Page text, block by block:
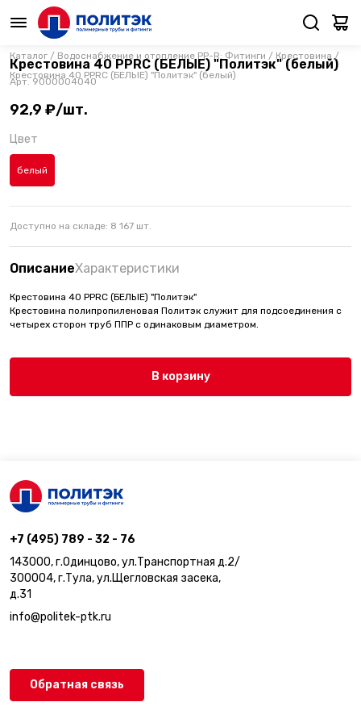
Каталог / Водоснабжение и отопление PP-R: Фитинги / Крестовина /
Крестовина 40 PPRC (БЕЛЫЕ) "Политэк" (белый)
Крестовина 40 PPRC (БЕЛЫЕ) "Политэк" (белый)
Арт.9000004040
92,9 ₽/шт.
Цвет
белый
Доступно на складе: 8 167 шт.
ОписаниеХарактеристики
Крестовина 40 PPRC (БЕЛЫЕ) "Политэк"
Крестовина полипропиленовая Политэк служит для подсоединения с
четырех сторон труб ППР с одинаковым диаметром.
В корзину
+7 (495) 789 - 32 - 76
143000, г.Одинцово, ул.Транспортная д.2/
300004, г.Тула, ул.Щегловская засека,
д.31
info@politek-ptk.ru
Обратная связь